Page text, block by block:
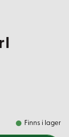
Finns i lager